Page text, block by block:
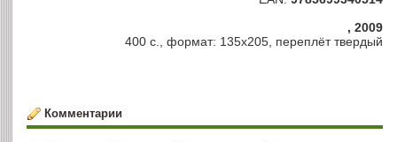
, 2009
400 с., формат: 135х205, переплёт твердый
Комментарии